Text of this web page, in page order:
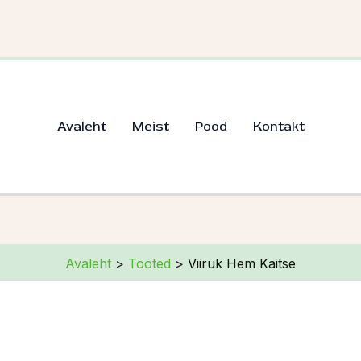
Avaleht Meist Pood Kontakt
Avaleht Tooted Viiruk Hem Kaitse